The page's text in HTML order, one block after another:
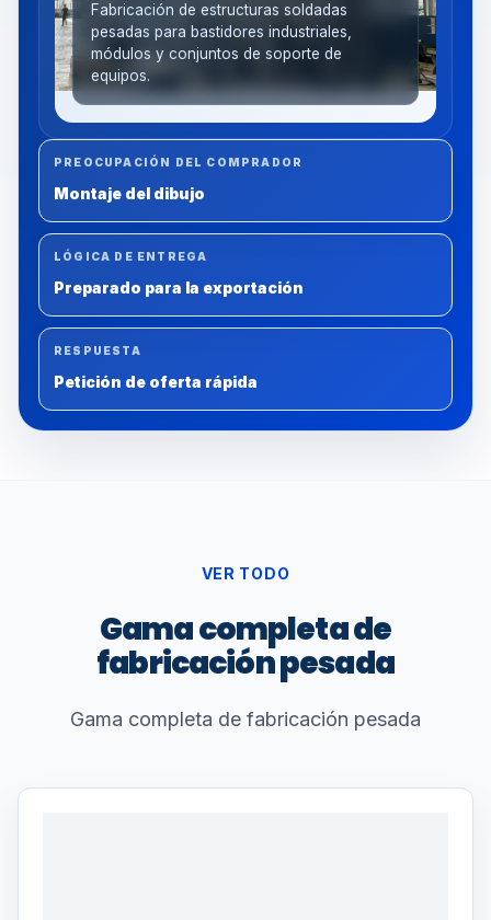
Fabricación de estructuras soldadas
pesadas para bastidores industriales,
módulos y conjuntos de soporte de
equipos.
PREOCUPACIÓN DEL COMPRADOR
Montaje del dibujo
LÓGICA DE ENTREGA
Preparado para la exportación
RESPUESTA
Petición de oferta rápida
VER TODO
Gama completa de
fabricación pesada
Gama completa de fabricación pesada